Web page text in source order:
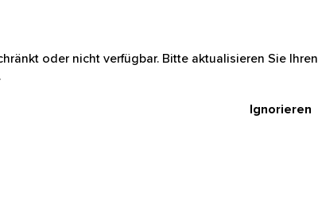
oder nicht verfügbar. Bitte aktualisieren Sie Ihren
Ignorieren